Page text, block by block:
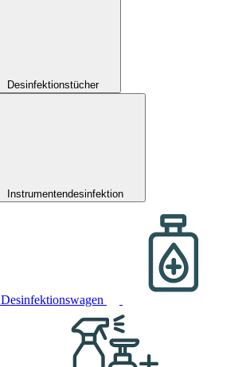
Desinfektionstücher
Instrumentendesinfektion
Desinfektionswagen